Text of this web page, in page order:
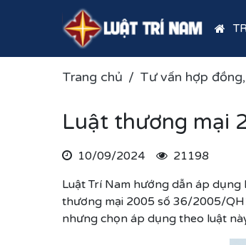
Trang chủ Tư vấn hợp
Luật thương mại
10/09/2024
21198
Luật Trí Nam hướng dẫn áp
thương mại 2005 số 36/2005/
nhưng chọn áp dụng theo luật